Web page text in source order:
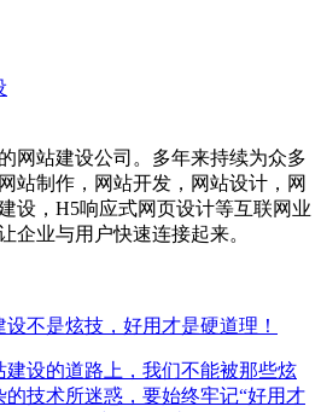
网站建设公司。多年来持续为众多
站制作，网站开发，网站设计，网
设，H5响应式网页设计等互联网业
企业与用户快速连接起来。
不是炫技，好用才是硬道理！
建设的道路上，我们不能被那些炫
的技术所迷惑，要始终牢记“好用才